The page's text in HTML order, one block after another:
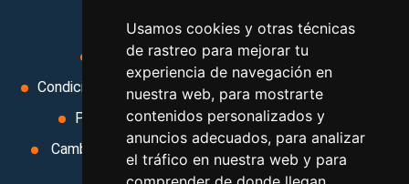
Usamos cookies y otras técnicas
de rastreo para mejorar tu
experiencia de navegación en
nuestra web, para mostrarte
contenidos personalizados y
anuncios adecuados, para analizar
el tráfico en nuestra web y para
Aviso legal
Condiciones de uso
Condiciones Generales
Ley de Viajes Combinados
Política de privacidad
Uso de cookies
Cambiar preferencias de cookies
Area privada
Contacto